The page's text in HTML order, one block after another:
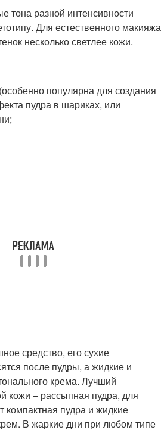
тона разной интенсивности
Для естественного макияжа
несколько светлее кожи.
популярна для создания
пудра в шариках, или
средство, его сухие
после пудры, а жидкие и
крема. Лучший
кожи – рассыпная пудра, для
компактная пудра и жидкие
В жаркие дни при любом типе